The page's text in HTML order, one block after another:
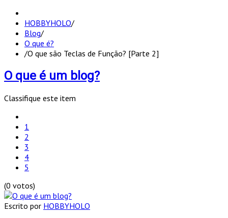
HOBBYHOLO/
Blog/
O que é?
/O que são Teclas de Função? [Parte 2]
O que é um blog?
Classifique este item
1
2
3
4
5
(0 votos)
Escrito por HOBBYHOLO